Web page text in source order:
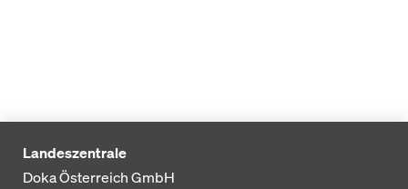
Landeszentrale
Doka Österreich GmbH